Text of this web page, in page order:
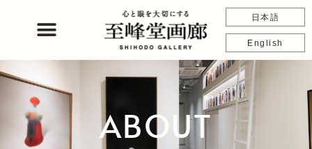
日本語
English
ABOUT